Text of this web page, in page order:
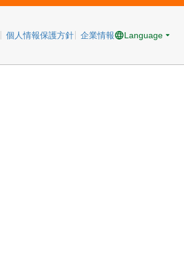
個人情報保護方針 企業情報 Language